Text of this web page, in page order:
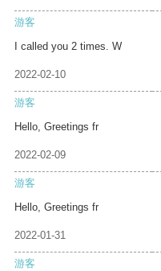
游客
I called you 2 times. W
2022-02-10
游客
Hello, Greetings fr
2022-02-09
游客
Hello, Greetings fr
2022-01-31
游客